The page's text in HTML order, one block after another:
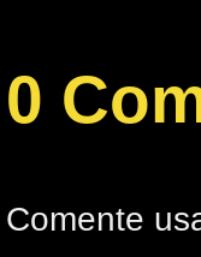
0
Comente